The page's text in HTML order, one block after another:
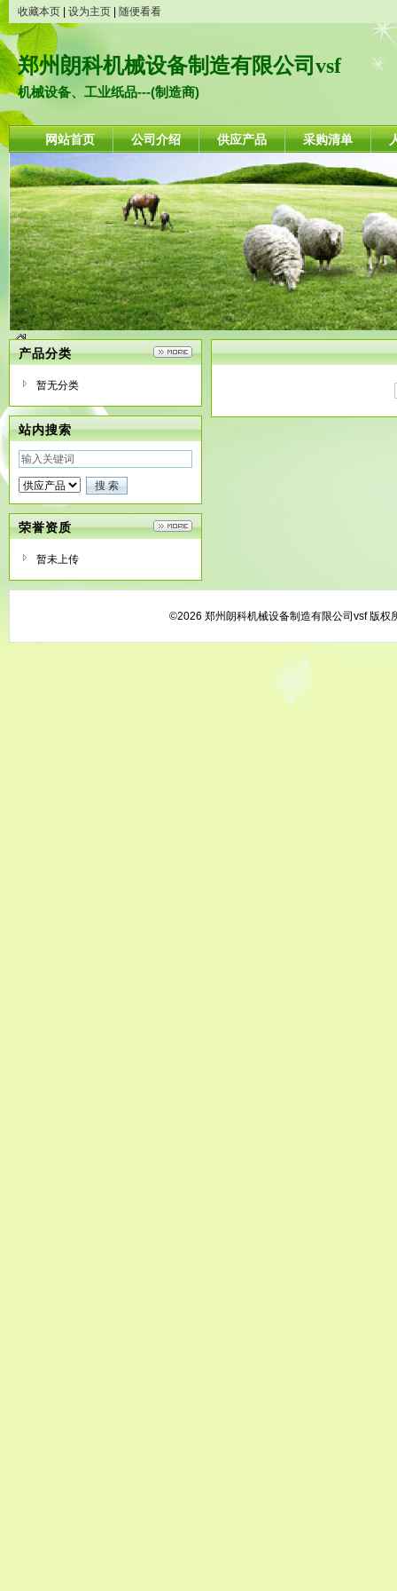
收藏本页 设为主页 随便看看
郑州朗科机械设备制造有限公司vsf
机械设备、工业纸品---(制造商)
网站首页 公司介绍 供应产品 采购清单
产品分类
暂无分类
站内搜索
荣誉资质
暂未上传
©2026 郑州朗科机械设备制造有限公司vsf 版